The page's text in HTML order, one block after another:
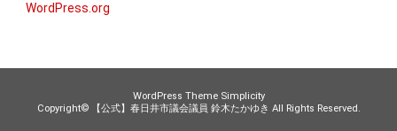
WordPress.org
WordPress Theme Simplicity
Copyright©
【公式】春日井市議会議員 鈴木たかゆき All Rights Reserved.